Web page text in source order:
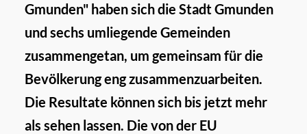
Gmunden" haben sich die Stadt Gmunden
und sechs umliegende Gemeinden
zusammengetan, um gemeinsam für die
Bevölkerung eng zusammenzuarbeiten.
Die Resultate können sich bis jetzt mehr
als sehen lassen. Die von der EU